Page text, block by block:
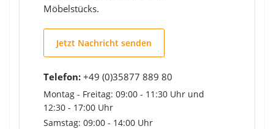
Möbelstücks.
Jetzt Nachricht senden
Telefon: +49 (0)35877 889 80
Montag - Freitag: 09:00 - 11:30 Uhr und
12:30 - 17:00 Uhr
Samstag: 09:00 - 14:00 Uhr